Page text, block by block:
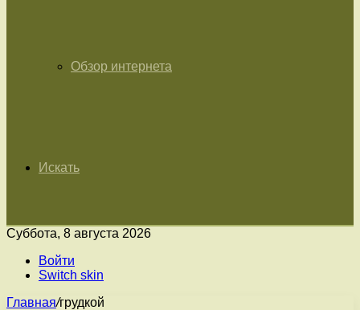
Обзор интернета
Искать
Суббота, 8 августа 2026
Войти
Switch skin
Главная/грудкой